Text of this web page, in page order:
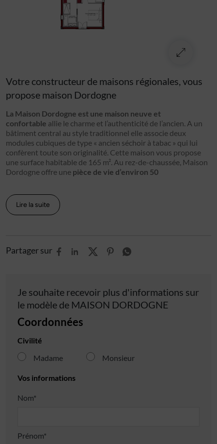
Votre constructeur de maisons régionales, vous
propose maison Dordogne
La Maison Dordogne est une maison neuve et
confortable allie le charme et l’authenticité de l’ancien. A un
bâtiment central au style traditionnel elle associe deux
modules cubiques de type « ancien séchoir à tabac » qui lui
confèrent toute son originalité. Cette maison vous propose
une surface habitable de 165 m². Au rez-de-chaussée, Maison
Dordogne offre une pièce de vie d’environ 50
Lire la suite
Partager sur
Je souhaite recevoir plus d'informations sur
le modèle de MAISON DORDOGNE
Coordonnées
Civilité
Madame
Monsieur
Vos informations
Nom*
Prénom*